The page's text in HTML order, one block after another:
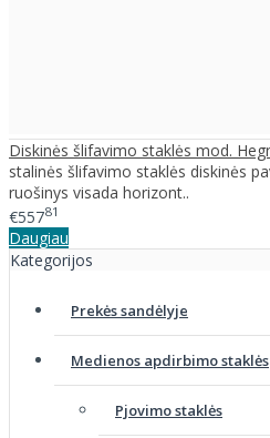
Diskinės šlifavimo staklės mod.
stalinės šlifavimo staklės diskinės
ruošinys visada horizont..
€55781
Daugiau
Kategorijos
Prekės sandėlyje
Medienos apdirbimo staklės
Pjovimo staklės